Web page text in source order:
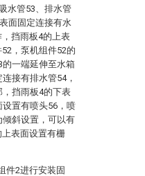
水管53、排水管
面固定连接有水
挡雨板4的上表
，泵机组件52的
一端延伸至水箱
接有排水管54，
挡雨板4的下表
置有喷头56，喷
斜设置，可以有
表面设置有栅
件2进行安装固